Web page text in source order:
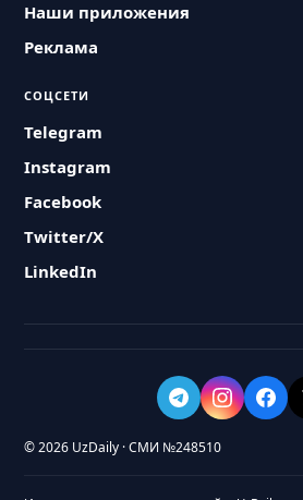
Наши приложения
Реклама
СОЦСЕТИ
Telegram
Instagram
Facebook
Twitter/X
LinkedIn
© 2026 UzDaily · СМИ №248510